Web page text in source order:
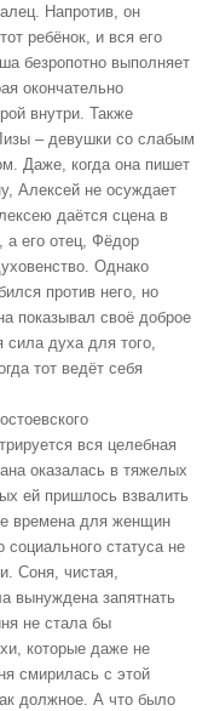
Напротив, он
ребёнок, и вся его
безропотно выполняет
окончательно
внутри. Также
– девушки со слабым
Даже, когда она пишет
Алексей не осуждает
даётся сцена в
а его отец, Фёдор
Однако
против него, но
показывал своё доброе
сила духа для того,
тот ведёт себя
вся целебная
оказалась в тяжелых
ей пришлось взвалить
времена для женщин
социального статуса не
Соня, чистая,
вынуждена запятнать
не стала бы
которые даже не
смирилась с этой
должное. А что было